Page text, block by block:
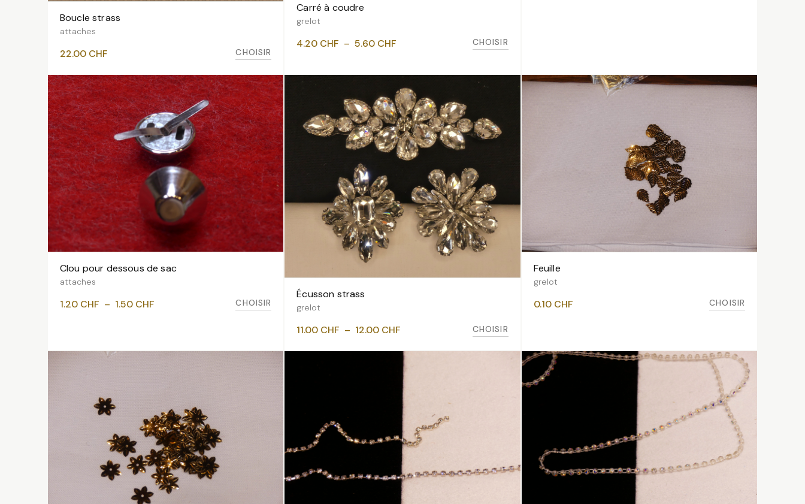
VOIR LES VARIANTES
Boucle strass
attaches
22.00 CHF CHOISIR
VOIR LES VARIANTES
Carré à coudre
grelot
4.20 CHF – 5.60 CHF
prix :
4.20 CHF
à
5.60 CHF
CHOISIR
VOIR LES VARIANTES
Clou pour dessous de sac
attaches
1.20 CHF – 1.50 CHF
1.20 CHF
CHOISIR
VOIR LES VARIANTES
Écusson strass
grelot
11.00 CHF – 12.00 CHF
prix :
11.00 CHF
à
12.00 CHF
CHOISIR
Feuille
grelot
0.10 CHF CHOISIR